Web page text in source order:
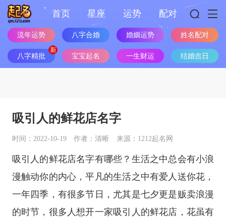
首页 星座 运势 配对
流年运势 八字合婚 婚姻运势 姓名配对
八字精批 宝宝起名 一生财运 结婚吉日
吸引人的鲜花店名字
时间：2022-10-19 作者：清晰 来源：1212起名网
吸引人的鲜花店名字有哪些？生活之中总会有小浪
漫触动你的内心，平凡的生活之中有爱人送你花，
一年四季，有很多节日，尤其是七夕更是贩卖浪漫
的时节，很多人想开一家吸引人的鲜花店，花虽有